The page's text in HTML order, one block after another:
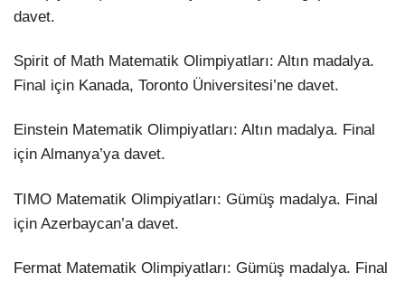
davet.
Spirit of Math Matematik Olimpiyatları: Altın madalya.
Final için Kanada, Toronto Üniversitesi’ne davet.
Einstein Matematik Olimpiyatları: Altın madalya. Final
için Almanya’ya davet.
TIMO Matematik Olimpiyatları: Gümüş madalya. Final
için Azerbaycan’a davet.
Fermat Matematik Olimpiyatları: Gümüş madalya. Final